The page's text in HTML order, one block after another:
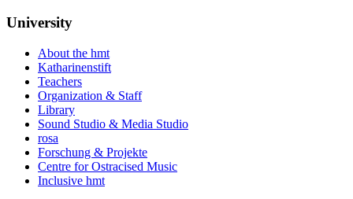
University
About the hmt
Katharinenstift
Teachers
Organization & Staff
Library
Sound Studio & Media Studio
rosa
Forschung & Projekte
Centre for Ostracised Music
Inclusive hmt